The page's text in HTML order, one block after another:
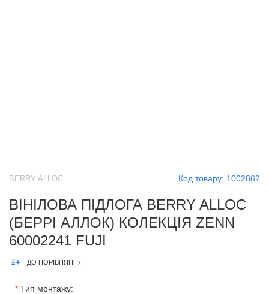
Код товару: 1002862
BERRY ALLOC
ВІНІЛОВА ПІДЛОГА BERRY ALLOC
(БЕРРІ АЛЛОК) КОЛЕКЦІЯ ZENN
60002241 FUJI
ДО ПОРІВНЯННЯ
* Тип монтажу: